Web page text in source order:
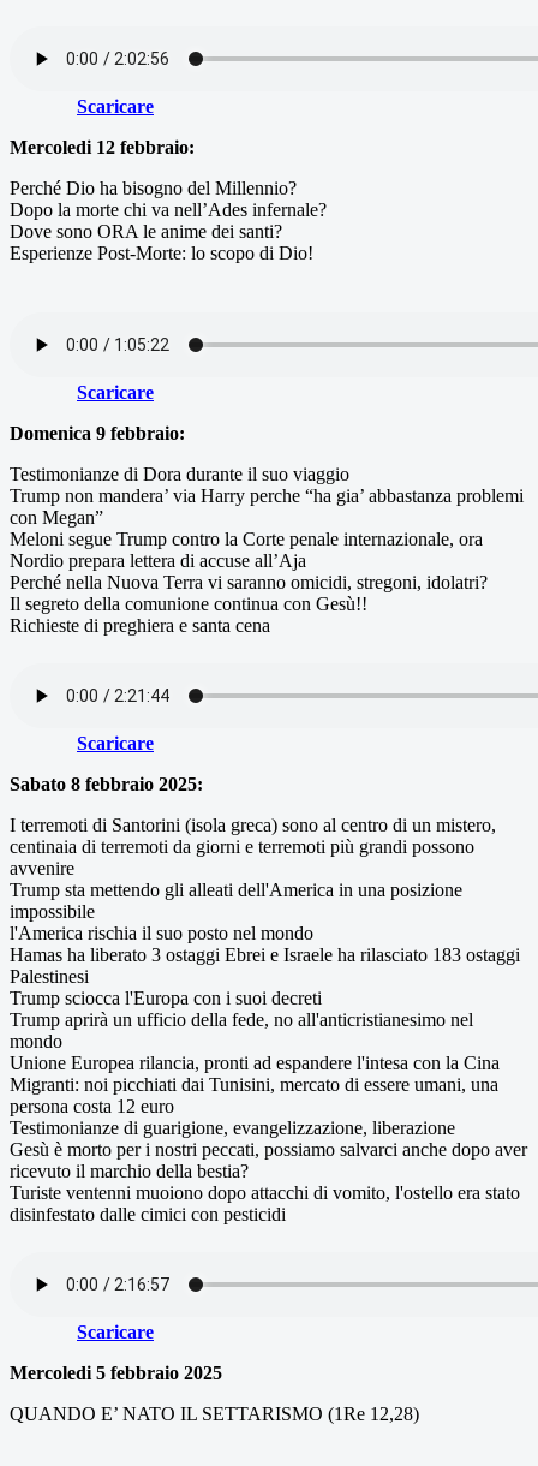
Scaricare
Mercoledi 12 febbraio:
Perché Dio ha bisogno del Millennio?
Dopo la morte chi va nell’Ades infernale?
Dove sono ORA le anime dei santi?
Esperienze Post-Morte: lo scopo di Dio!
Scaricare
Domenica 9 febbraio:
Testimonianze di Dora durante il suo viaggio
Trump non mandera’ via Harry perche “ha gia’ abbastanza problemi
con Megan”
Meloni segue Trump contro la Corte penale internazionale, ora
Nordio prepara lettera di accuse all’Aja
Perché nella Nuova Terra vi saranno omicidi, stregoni, idolatri?
Il segreto della comunione continua con Gesù!!
Richieste di preghiera e santa cena
Scaricare
Sabato 8 febbraio 2025:
I terremoti di Santorini (isola greca) sono al centro di un mistero,
centinaia di terremoti da giorni e terremoti più grandi possono
avvenire
Trump sta mettendo gli alleati dell'America in una posizione
impossibile
l'America rischia il suo posto nel mondo
Hamas ha liberato 3 ostaggi Ebrei e Israele ha rilasciato 183 ostaggi
Palestinesi
Trump sciocca l'Europa con i suoi decreti
Trump aprirà un ufficio della fede, no all'anticristianesimo nel
mondo
Unione Europea rilancia, pronti ad espandere l'intesa con la Cina
Migranti: noi picchiati dai Tunisini, mercato di essere umani, una
persona costa 12 euro
Testimonianze di guarigione, evangelizzazione, liberazione
Gesù è morto per i nostri peccati, possiamo salvarci anche dopo aver
ricevuto il marchio della bestia?
Turiste ventenni muoiono dopo attacchi di vomito, l'ostello era stato
disinfestato dalle cimici con pesticidi
Scaricare
Mercoledi 5 febbraio 2025
QUANDO E’ NATO IL SETTARISMO (1Re 12,28)